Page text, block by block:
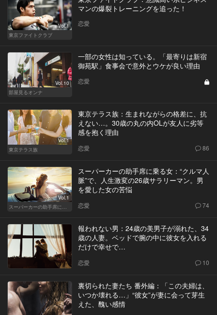
Vol.1
東京ファイトクラブ
マンの爆裂トレーニングを追った！
恋愛
Vol.10
部屋見るオンナ
一部の女性は知っている。「最寄りは新宿
御苑駅」食事会で意外とウケが良い理由
恋愛
Vol.1
東京テラス族
東京テラス族：生まれながらの格差に、抗
えない…。30歳の丸の内OLが友人に劣等
感を抱く理由
恋愛 86
Vol.1
スーパーカーの助手席に乗る女：“クルマ人
脈”で、人生激変の26歳サラリーマン。男
を愛した女の苦悩
恋愛 74
報われない男：24歳の美男子が溺れた、34
歳の人妻。ベッドで腕の中に彼女を入れる
だけで幸せで…
恋愛 10
裏切られた妻たち 番外編：「この夫婦は、
いつか壊れる…」“彼女”が妻に会って芽生
えた、醜い感情